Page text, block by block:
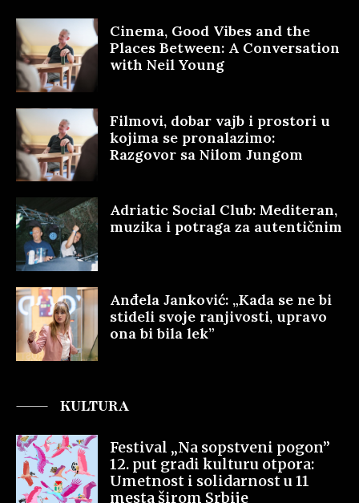
Cinema, Good Vibes and the
Places Between: A Conversation
with Neil Young
Filmovi, dobar vajb i prostori u
kojima se pronalazimo:
Razgovor sa Nilom Jungom
Adriatic Social Club: Mediteran,
muzika i potraga za autentičnim
Anđela Janković: „Kada se ne bi
stideli svoje ranjivosti, upravo
ona bi bila lek”
KULTURA
Festival „Na sopstveni pogon”
12. put gradi kulturu otpora:
Umetnost i solidarnost u 11
mesta širom Srbije